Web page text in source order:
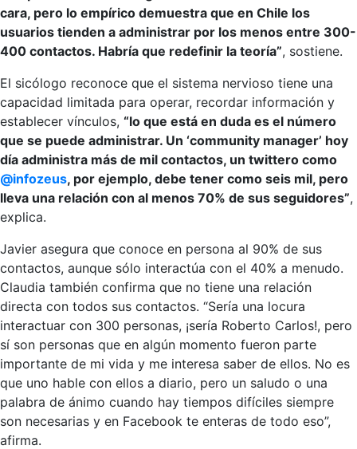
cara, pero lo empírico demuestra que en Chile los
usuarios tienden a administrar por los menos entre 300-
400 contactos. Habría que redefinir la teoría”, sostiene.
El sicólogo reconoce que el sistema nervioso tiene una
capacidad limitada para operar, recordar información y
establecer vínculos, “lo que está en duda es el número
que se puede administrar. Un ‘community manager’ hoy
día administra más de mil contactos, un twittero como
@infozeus, por ejemplo, debe tener como seis mil, pero
lleva una relación con al menos 70% de sus seguidores”,
explica.
Javier asegura que conoce en persona al 90% de sus
contactos, aunque sólo interactúa con el 40% a menudo.
Claudia también confirma que no tiene una relación
directa con todos sus contactos. “Sería una locura
interactuar con 300 personas, ¡sería Roberto Carlos!, pero
sí son personas que en algún momento fueron parte
importante de mi vida y me interesa saber de ellos. No es
que uno hable con ellos a diario, pero un saludo o una
palabra de ánimo cuando hay tiempos difíciles siempre
son necesarias y en Facebook te enteras de todo eso”,
afirma.